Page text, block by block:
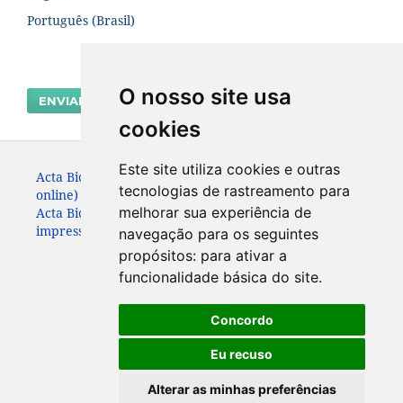
O nosso site usa
cookies
Este site utiliza cookies e outras
tecnologias de rastreamento para
melhorar sua experiência de
navegação para os seguintes
propósitos: para ativar a
funcionalidade básica do site.
Concordo
Eu recuso
Alterar as minhas preferências
Português (Brasil)
ENVIAR SUBMISSÃO
Acta Biológica Paranaense. ISSN: 2236-1472 (versão
online)
Acta Biológica Paranaense. ISSN: 0301-2123 (versão
impressa) (Apenas até 2010)